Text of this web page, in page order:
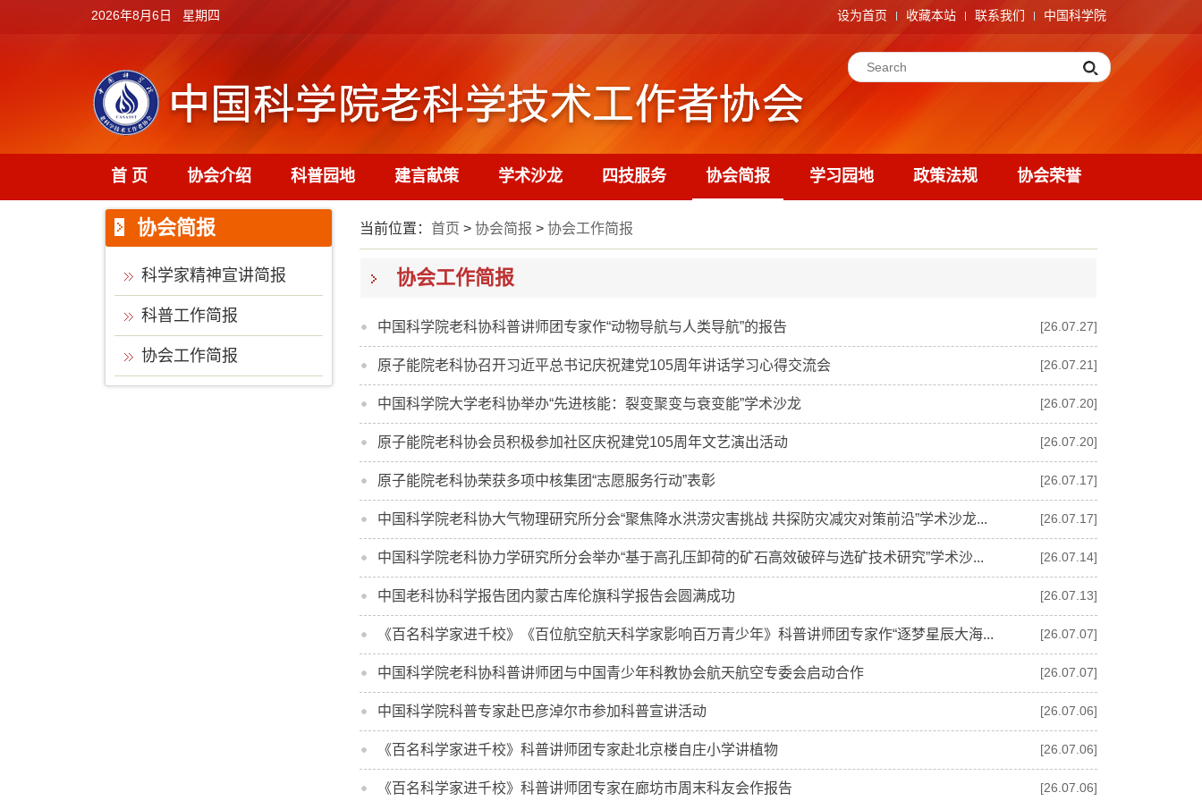
2026年8月6日 星期四 设为首页 收藏本站 联系我们 中国科学院
首 页 协会介绍 科普园地 建言献策 学术沙龙 四技服务 协会简报 学习园地 政策法规 协会荣誉
协会简报
科学家精神宣讲简报
科普工作简报
协会工作简报
当前位置： 首页 > 协会简报 > 协会工作简报
协会工作简报
中国科学院老科协科普讲师团专家作“动物导航与人类导航”的报告 [26.07.27]
原子能院老科协召开习近平总书记庆祝建党105周年讲话学习心得交流会 [26.07.21]
中国科学院大学老科协举办“先进核能：裂变聚变与衰变能”学术沙龙 [26.07.20]
原子能院老科协会员积极参加社区庆祝建党105周年文艺演出活动 [26.07.20]
原子能院老科协荣获多项中核集团“志愿服务行动”表彰 [26.07.17]
中国科学院老科协大气物理研究所分会“聚焦降水洪涝灾害挑战 共探防灾减灾对策前沿”学术沙龙... [26.07.17]
中国科学院老科协力学研究所分会举办“基于高孔压卸荷的矿石高效破碎与选矿技术研究”学术沙... [26.07.14]
中国老科协科学报告团内蒙古库伦旗科学报告会圆满成功 [26.07.13]
《百名科学家进千校》《百位航空航天科学家影响百万青少年》科普讲师团专家作“逐梦星辰大海... [26.07.07]
中国科学院老科协科普讲师团与中国青少年科教协会航天航空专委会启动合作 [26.07.07]
中国科学院科普专家赴巴彦淖尔市参加科普宣讲活动 [26.07.06]
《百名科学家进千校》科普讲师团专家赴北京楼自庄小学讲植物 [26.07.06]
《百名科学家进千校》科普讲师团专家在廊坊市周末科友会作报告 [26.07.06]